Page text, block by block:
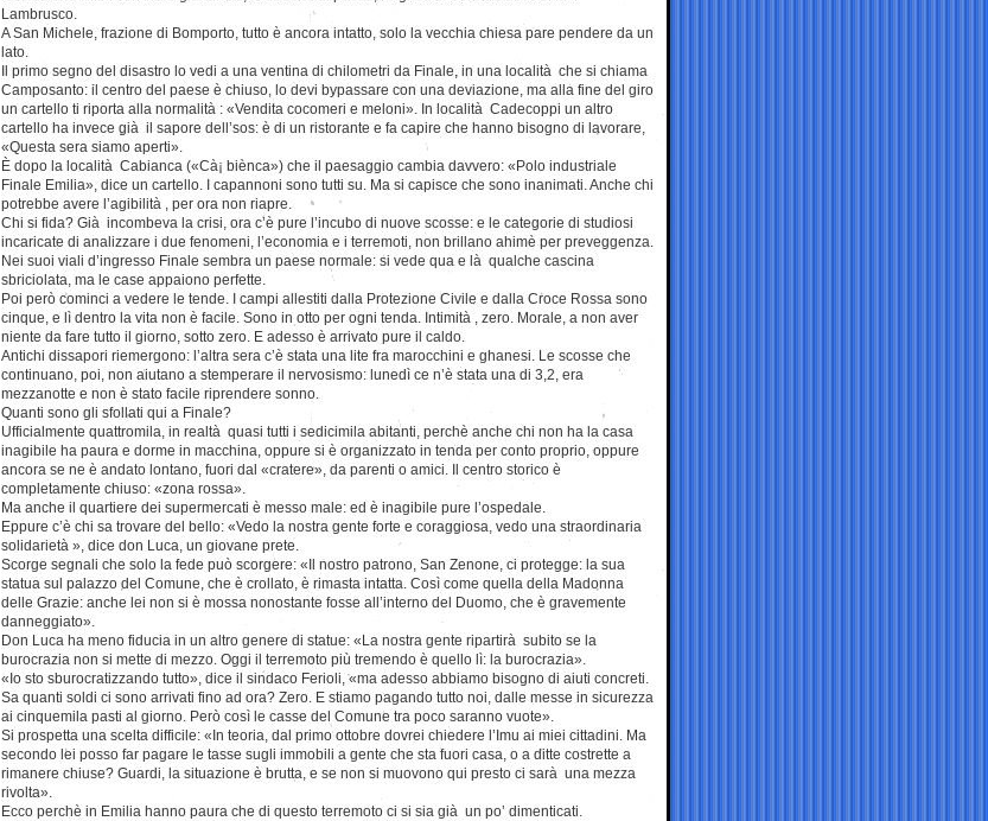
Lambrusco.
A San Michele, frazione di Bomporto, tutto è ancora intatto, solo la vecchia chiesa pare pendere da un
lato.
Il primo segno del disastro lo vedi a una ventina di chilometri da Finale, in una località che si chiama
Camposanto: il centro del paese è chiuso, lo devi bypassare con una deviazione, ma alla fine del giro
un cartello ti riporta alla normalità : «Vendita cocomeri e meloni». In località Cadecoppi un altro
cartello ha invece già il sapore dell’sos: è di un ristorante e fa capire che hanno bisogno di lavorare,
«Questa sera siamo aperti».
È dopo la località Cabianca («Cà¡ biènca») che il paesaggio cambia davvero: «Polo industriale
Finale Emilia», dice un cartello. I capannoni sono tutti su. Ma si capisce che sono inanimati. Anche chi
potrebbe avere l’agibilità , per ora non riapre.
Chi si fida? Già incombeva la crisi, ora c’è pure l’incubo di nuove scosse: e le categorie di studiosi
incaricate di analizzare i due fenomeni, l’economia e i terremoti, non brillano ahimè per preveggenza.
Nei suoi viali d’ingresso Finale sembra un paese normale: si vede qua e là qualche cascina
sbriciolata, ma le case appaiono perfette.
Poi però cominci a vedere le tende. I campi allestiti dalla Protezione Civile e dalla Croce Rossa sono
cinque, e lì dentro la vita non è facile. Sono in otto per ogni tenda. Intimità , zero. Morale, a non aver
niente da fare tutto il giorno, sotto zero. E adesso è arrivato pure il caldo.
Antichi dissapori riemergono: l’altra sera c’è stata una lite fra marocchini e ghanesi. Le scosse che
continuano, poi, non aiutano a stemperare il nervosismo: lunedì ce n’è stata una di 3,2, era
mezzanotte e non è stato facile riprendere sonno.
Quanti sono gli sfollati qui a Finale?
Ufficialmente quattromila, in realtà quasi tutti i sedicimila abitanti, perchè anche chi non ha la casa
inagibile ha paura e dorme in macchina, oppure si è organizzato in tenda per conto proprio, oppure
ancora se ne è andato lontano, fuori dal «cratere», da parenti o amici. Il centro storico è
completamente chiuso: «zona rossa».
Ma anche il quartiere dei supermercati è messo male: ed è inagibile pure l’ospedale.
Eppure c’è chi sa trovare del bello: «Vedo la nostra gente forte e coraggiosa, vedo una straordinaria
solidarietà », dice don Luca, un giovane prete.
Scorge segnali che solo la fede può scorgere: «Il nostro patrono, San Zenone, ci protegge: la sua
statua sul palazzo del Comune, che è crollato, è rimasta intatta. Così come quella della Madonna
delle Grazie: anche lei non si è mossa nonostante fosse all’interno del Duomo, che è gravemente
danneggiato».
Don Luca ha meno fiducia in un altro genere di statue: «La nostra gente ripartirà subito se la
burocrazia non si mette di mezzo. Oggi il terremoto più tremendo è quello lì: la burocrazia».
«Io sto sburocratizzando tutto», dice il sindaco Ferioli, «ma adesso abbiamo bisogno di aiuti concreti.
Sa quanti soldi ci sono arrivati fino ad ora? Zero. E stiamo pagando tutto noi, dalle messe in sicurezza
ai cinquemila pasti al giorno. Però così le casse del Comune tra poco saranno vuote».
Si prospetta una scelta difficile: «In teoria, dal primo ottobre dovrei chiedere l’Imu ai miei cittadini. Ma
secondo lei posso far pagare le tasse sugli immobili a gente che sta fuori casa, o a ditte costrette a
rimanere chiuse? Guardi, la situazione è brutta, e se non si muovono qui presto ci sarà una mezza
rivolta».
Ecco perchè in Emilia hanno paura che di questo terremoto ci si sia già un po’ dimenticati.